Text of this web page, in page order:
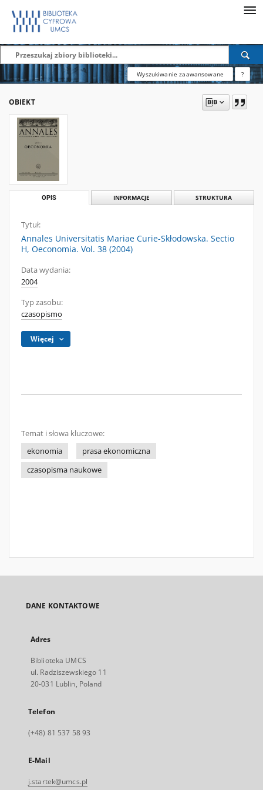
Wyszukiwanie zaawansowane ?
OBIEKT
OPIS INFORMACJE STRUKTURA
Tytuł:
Annales Universitatis Mariae Curie-Skłodowska. Sectio
H, Oeconomia. Vol. 38 (2004)
Data wydania:
2004
Typ zasobu:
czasopismo
Więcej
Temat i słowa kluczowe:
ekonomia
prasa ekonomiczna
czasopisma naukowe
DANE KONTAKTOWE
Adres
Biblioteka UMCS
ul. Radziszewskiego 11
20-031 Lublin, Poland
Telefon
(+48) 81 537 58 93
E-Mail
j.startek@umcs.pl